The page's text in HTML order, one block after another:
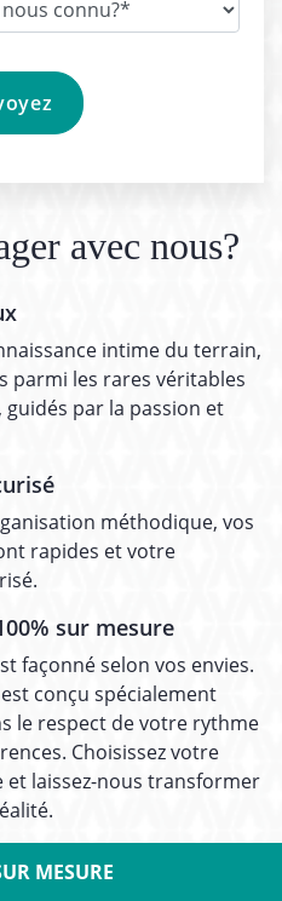
avec nous?
intime du terrain,
parmi les rares véritables
guidés par la passion et
méthodique, vos
rapides et votre
sur mesure
façonné selon vos envies.
conçu spécialement
le respect de votre rythme
Choisissez votre
et laissez-nous transformer
MESURE